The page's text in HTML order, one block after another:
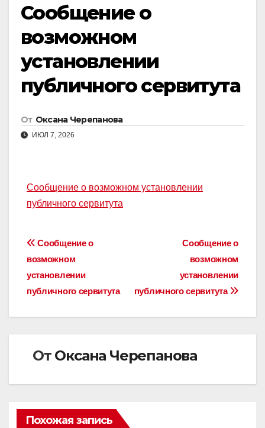
Сообщение о
возможном
установлении
публичного сервитута
От Оксана Черепанова
ИЮЛ 7, 2026
Сообщение о возможном установлении
публичного сервитута
Навигация
по
записям
Сообщение о
возможном
установлении
публичного сервитута
Сообщение о
возможном
установлении
публичного сервитута
От Оксана Черепанова
Похожая запись